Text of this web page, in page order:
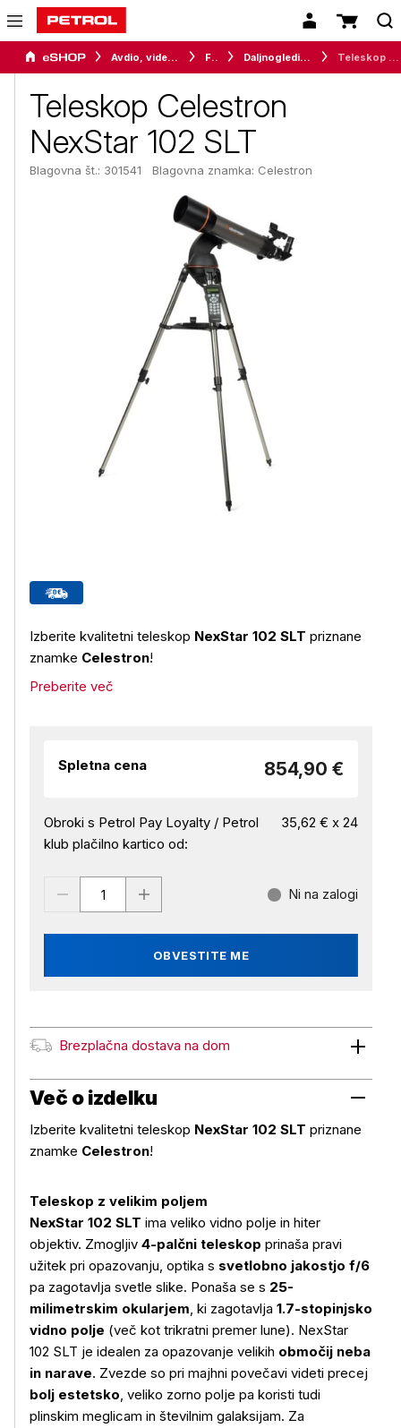
Avdio, video in telefonija Foto Daljnogledi in teleskopi
Teleskop Celestron
NexStar 102 SLT
Blagovna št.: 301541 Blagovna znamka: Celestron
Izberite kvalitetni teleskop NexStar 102 SLT priznane
znamke Celestron!
Preberite več
Spletna cena 854,90 €
Obroki s Petrol Pay Loyalty / Petrol
klub plačilno kartico od:
35,62 € x 24
OBVESTITE ME
Ni na zalogi
Brezplačna dostava na dom
Brezplačna dostava na dom
Več o izdelku
Izberite kvalitetni teleskop NexStar 102 SLT priznane
znamke Celestron!
Teleskop z velikim poljem
NexStar 102 SLT ima veliko vidno polje in hiter
objektiv. Zmogljiv 4-palčni teleskop prinaša pravi
užitek pri opazovanju, optika s svetlobno jakostjo f/6
pa zagotavlja svetle slike. Ponaša se s 25-
milimetrskim okularjem, ki zagotavlja 1.7-stopinjsko
vidno polje (več kot trikratni premer lune). NexStar
102 SLT je idealen za opazovanje velikih območij neba
in narave. Zvezde so pri majhni povečavi videti precej
bolj estetsko, veliko zorno polje pa koristi tudi
plinskim meglicam in številnim galaksijam. Za